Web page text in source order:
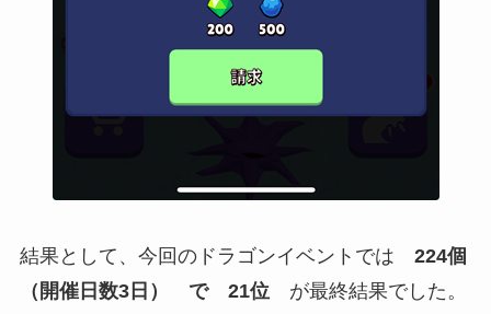
結果として、今回のドラゴンイベントでは 224個
（開催日数3日）
で 21位が最終結果でした。